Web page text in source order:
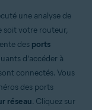
une analyse de
soit votre routeur,
des ports
d’accéder à
connectés. Vous
des ports
réseau. Cliquez sur